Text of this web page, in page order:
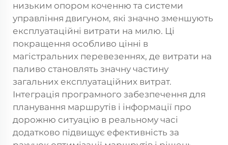
низьким опором коченню та системи
управління двигуном, які значно зменшують
експлуатаційні витрати на милю. Ці
покращення особливо цінні в
магістральних перевезеннях, де витрати на
паливо становлять значну частину
загальних експлуатаційних витрат.
Інтеграція програмного забезпечення для
планування маршрутів і інформації про
дорожню ситуацію в реальному часі
додатково підвищує ефективність за